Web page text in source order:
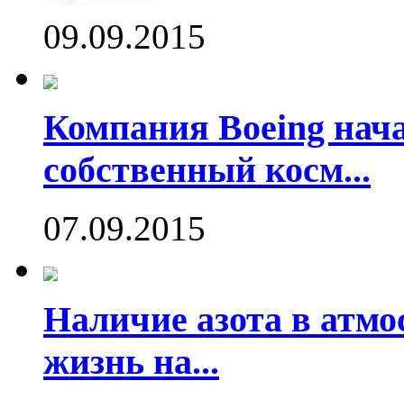
09.09.2015
Компания Boeing
собственный косм...
07.09.2015
Наличие азота в
жизнь на...